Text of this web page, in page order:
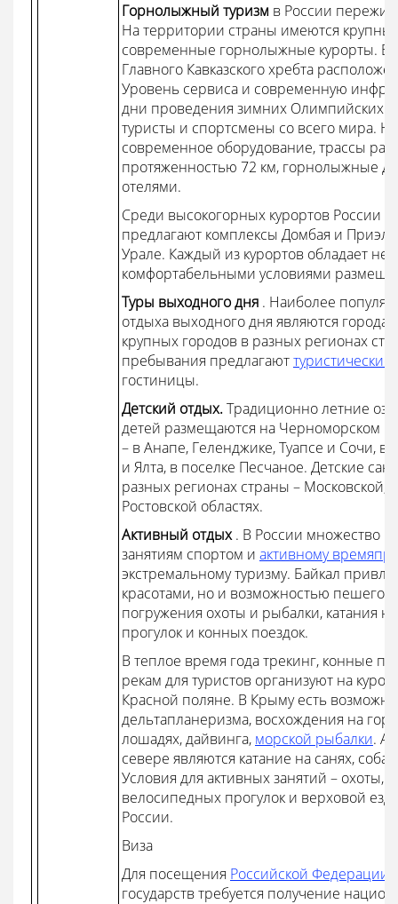
Горнолыжный туризм в России
На территории страны имеются
современные горнолыжные курорты. В
Главного Кавказского хребта
Уровень сервиса и современную
дни проведения зимних Олимпийских
туристы и спортсмены со всего мира.
современное оборудование, трассы
протяженностью 72 км, горнолыжные
отелями.
Среди высокогорных курортов России
предлагают комплексы Домбая и
Урале. Каждый из курортов обладает
комфортабельными условиями
Туры выходного дня . Наиболее
отдыха выходного дня являются города
крупных городов в разных регионах
пребывания предлагаюттуристические
гостиницы.
Детский отдых.Традиционно летние
детей размещаются на Черноморском
– в Анапе, Геленджике, Туапсе и Сочи, в
и Ялта, в поселке Песчаное. Детские
разных регионах страны – Московской,
Ростовской областях.
Активный отдых. В России множество
занятиям спортом и активному
экстремальному туризму. Байкал
красотами, но и возможностью пешего
погружения охоты и рыбалки, катания
прогулок и конных поездок.
В теплое время года трекинг, конные
рекам для туристов организуют на
Красной поляне. В Крыму есть
дельтапланеризма, восхождения на
лошадях, дайвинга, морской рыбалки.
севере являются катание на санях,
Условия для активных занятий – охоты,
велосипедных прогулок и верховой
России.
Виза
Для посещения Российской Федерации
государств требуется получение